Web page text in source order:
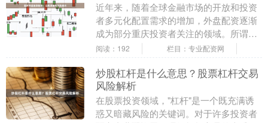
近年来，随着全球金融市场的开放和投资
者多元化配置需求的增加，外盘配资逐渐
成为部分重庆投资者关注的领域。所谓外
盘配资，是指投资者通过配资平台借入资
阅读：192 栏目：专业配资网
炒股杠杆是什么意思？股票杠杆交易
风险解析
在股票投资领域，"杠杆"是一个既充满诱
惑又暗藏风险的关键词。对于许多投资者